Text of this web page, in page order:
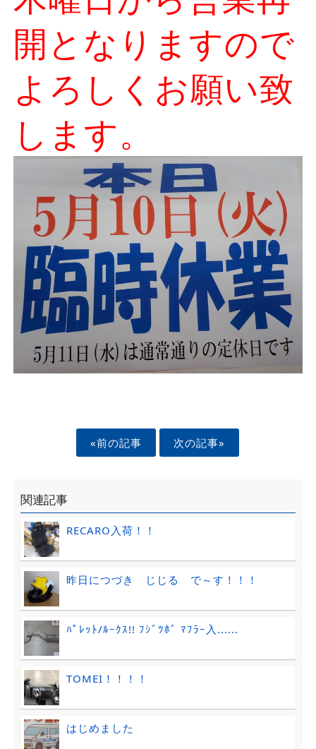
開となりますので
よろしくお願い致
します。
«前の記事 次の記事»
関連記事
RECARO入荷！！
昨日につづき じじる で～す！！！
ﾊﾟﾚｯﾄ/ﾙｰｸｽ!! ﾌｼﾞﾂﾎﾞ ﾏﾌﾗｰ入......
TOMEI！！！！
はじめました